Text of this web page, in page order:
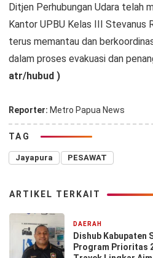
Ditjen Perhubungan Udara telah
Kantor UPBU Kelas III Stevanus
terus memantau dan
dalam proses evakuasi dan
atr/hubud )
Reporter: Metro Papua News
TAG
Jayapura PESAWAT
ARTIKEL TERKAIT
DAERAH
Dishub Kabupaten
Program Prioritas